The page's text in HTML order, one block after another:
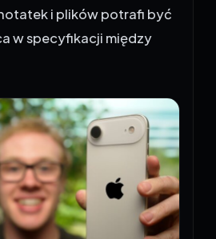
i plików potrafi być
w specyfikacji między